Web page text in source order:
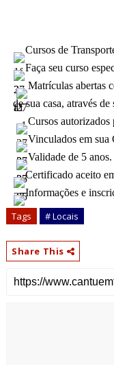
Cursos de
Faça seu curso
Matrículas abertas
de sua casa, através
Cursos
Vinculados em
Validade de 5 anos.
Certificado aceito
Informações e
Tags # Locais
Share This